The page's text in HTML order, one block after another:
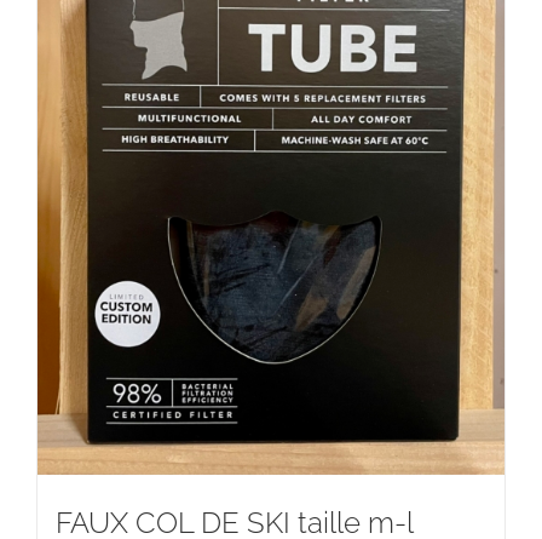
FAUX COL DE SKI taille m-l